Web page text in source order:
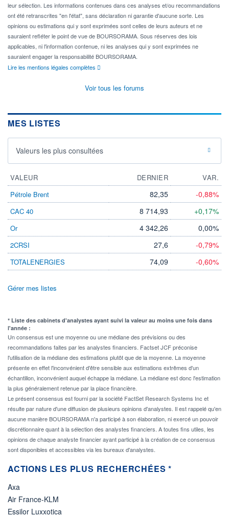
leur sélection. Les informations contenues dans ces analyses et/ou recommandations
ont été retranscrites "en l'état", sans déclaration ni garantie d'aucune sorte. Les
opinions ou estimations qui y sont exprimées sont celles de leurs auteurs et ne
sauraient refléter le point de vue de BOURSORAMA. Sous réserves des lois
applicables, ni l'information contenue, ni les analyses qui y sont exprimées ne
sauraient engager la responsabilité BOURSORAMA.
Lire les mentions légales complètes
Voir tous les forums
MES LISTES
Valeurs les plus consultées
VALEUR DERNIER
VAR.
Pétrole Brent
82,35 -0,88%
CAC 40 8 714,93 +0,17%
Or 4 342,26 0,00%
2CRSI 27,6 -0,79%
TOTALENERGIES 74,09 -0,60%
Gérer mes listes
* Liste des cabinets d'analystes ayant suivi la valeur au moins une fois dans
l'année :
Un consensus est une moyenne ou une médiane des prévisions ou des
recommandations faites par les analystes financiers. Factset JCF préconise
l'utilisation de la médiane des estimations plutôt que de la moyenne. La moyenne
présente en effet l'inconvénient d'être sensible aux estimations extrêmes d'un
échantillon, inconvénient auquel échappe la médiane. La médiane est donc l'estimation
la plus généralement retenue par la place financière.
Le présent consensus est fourni par la société FactSet Research Systems Inc et
résulte par nature d'une diffusion de plusieurs opinions d'analystes. Il est rappelé qu'en
aucune manière BOURSORAMA n'a participé à son élaboration, ni exercé un pouvoir
discrétionnaire quant à la sélection des analystes financiers. A toutes fins utiles, les
opinions de chaque analyste financier ayant participé à la création de ce consensus
sont disponibles et accessibles via les bureaux d'analystes.
ACTIONS LES PLUS RECHERCHÉES *
Axa
Air France-KLM
Essilor Luxxotica